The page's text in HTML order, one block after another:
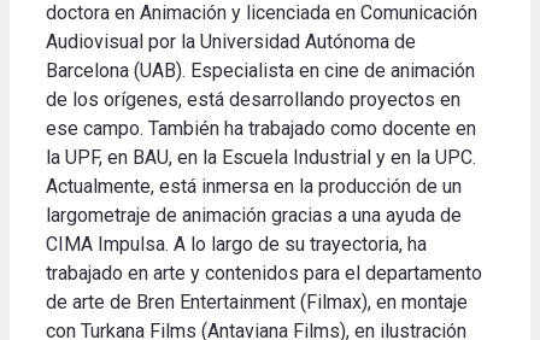
doctora en Animación y licenciada en Comunicación
Audiovisual por la Universidad Autónoma de
Barcelona (UAB). Especialista en cine de animación
de los orígenes, está desarrollando proyectos en
ese campo. También ha trabajado como docente en
la UPF, en BAU, en la Escuela Industrial y en la UPC.
Actualmente, está inmersa en la producción de un
largometraje de animación gracias a una ayuda de
CIMA Impulsa. A lo largo de su trayectoria, ha
trabajado en arte y contenidos para el departamento
de arte de Bren Entertainment (Filmax), en montaje
con Turkana Films (Antaviana Films), en ilustración